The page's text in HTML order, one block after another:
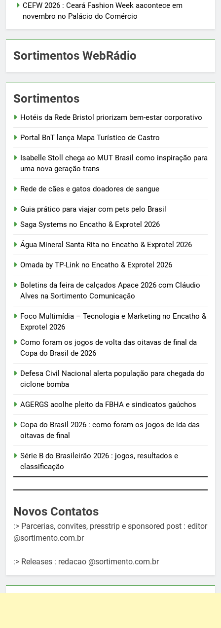
CEFW 2026 : Ceará Fashion Week aacontece em
novembro no Palácio do Comércio
Sortimentos WebRádio
Sortimentos
Hotéis da Rede Bristol priorizam bem-estar corporativo
Portal BnT lança Mapa Turístico de Castro
Isabelle Stoll chega ao MUT Brasil como inspiração para
uma nova geração trans
Rede de cães e gatos doadores de sangue
Guia prático para viajar com pets pelo Brasil
Saga Systems no Encatho & Exprotel 2026
Água Mineral Santa Rita no Encatho & Exprotel 2026
Omada by TP-Link no Encatho & Exprotel 2026
Boletins da feira de calçados Apace 2026 com Cláudio
Alves na Sortimento Comunicação
Foco Multimídia – Tecnologia e Marketing no Encatho &
Exprotel 2026
Como foram os jogos de volta das oitavas de final da
Copa do Brasil de 2026
Defesa Civil Nacional alerta população para chegada do
ciclone bomba
AGERGS acolhe pleito da FBHA e sindicatos gaúchos
Copa do Brasil 2026 : como foram os jogos de ida das
oitavas de final
Série B do Brasileirão 2026 : jogos, resultados e
classificação
Novos Contatos
:> Parcerias, convites, presstrip e sponsored post : editor
@sortimento.com.br
:> Releases : redacao @sortimento.com.br